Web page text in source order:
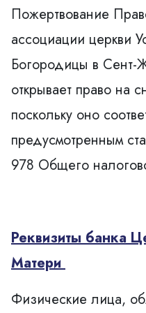
Пожертвование
ассоциации церкви
Богородицы в Сент-
открывает право на
поскольку оно
предусмотренным
978 Общего
Реквизиты банка
Матери
Физические лица,